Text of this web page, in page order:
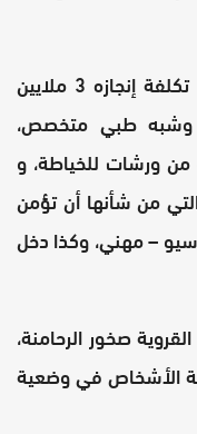
كما يمكن هذا المشروع، الذي بلغت تكلفة إنجازه 3 ملايين
20 إطارا طبيا وشبه طبي متخصص،
من ورشات للخياطة، و
من شأنها أن تؤمن
– مهني، وكذا دخل
صخور الرحامنة،
الأشخاص في وضعية